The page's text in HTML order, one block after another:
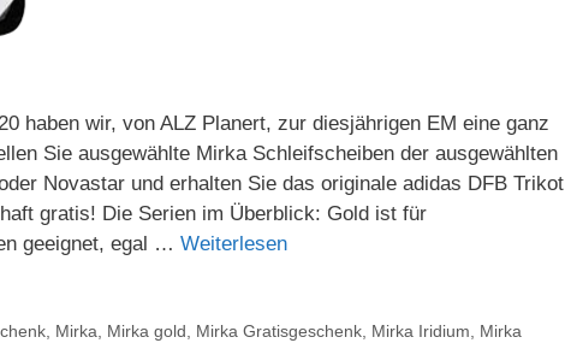
haben wir, von ALZ Planert, zur diesjährigen EM eine ganz
Sie ausgewählte Mirka Schleifscheiben der ausgewählten
Novastar und erhalten Sie das originale adidas DFB Trikot
gratis! Die Serien im Überblick: Gold ist für
geeignet, egal … Weiterlesen
, Mirka Mirka gold Mirka Gratisgeschenk, Mirka Iridium
Mirka